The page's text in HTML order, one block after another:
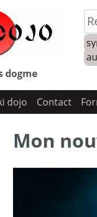
dogme
dojo Contact
Mon